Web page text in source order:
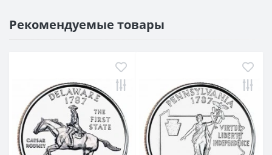
Рекомендуемые товары